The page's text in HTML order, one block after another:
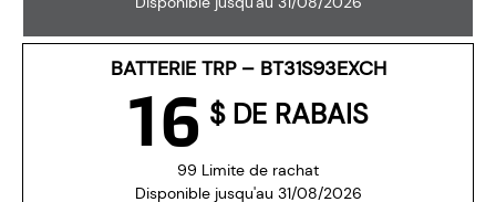
BATTERIE TRP – BT31S93EXCH
99 Limite de rachat
Disponible jusqu'au 31/08/2026
16 $ DE RABAIS